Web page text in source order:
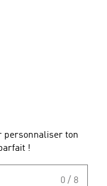
personnaliser ton
!
0 / 8